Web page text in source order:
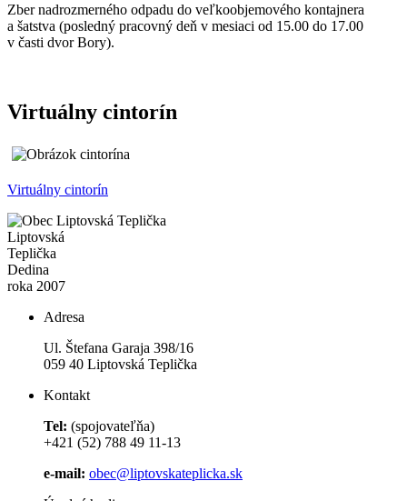
Zber nadrozmerného odpadu do veľkoobjemového kontajnera
a šatstva (posledný pracovný deň v mesiaci od 15.00 do 17.00
v časti dvor Bory).
Virtuálny cintorín
Virtuálny cintorín
Liptovská
Teplička
Dedina
roka 2007
Adresa
Ul. Štefana Garaja 398/16
059 40 Liptovská Teplička
Kontakt
Tel: (spojovateľňa)
+421 (52) 788 49 11-13
e-mail: obec@liptovskateplicka.sk